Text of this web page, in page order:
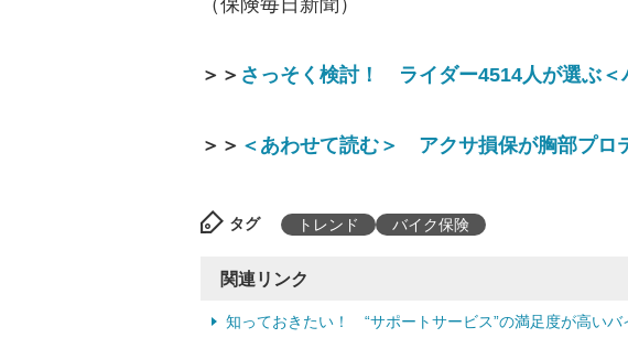
（保険毎日新聞）
＞＞ さっそく検討！ ライダー4514人が選ぶ＜
＞＞ ＜あわせて読む＞ アクサ損保が胸部プロ
タグ トレンド バイク保険
関連リンク
知っておきたい！ “サポートサービス”の満足度が高いバ